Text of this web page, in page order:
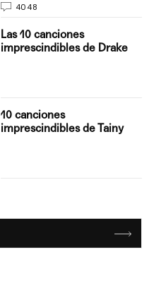
4048
Las 10 canciones
imprescindibles de Drake
10 canciones
imprescindibles de Tainy